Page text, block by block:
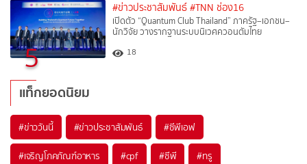
5
#ข่าวประชาสัมพันธ์ #TNN ช่อง16
เปิดตัว “Quantum Club Thailand” ภาครัฐ–เอกชน–
นักวิจัย วางรากฐานระบบนิเวศควอนตัมไทย
18
แท็กยอดนิยม
#ข่าววันนี้ #ข่าวประชาสัมพันธ์ #ซีพีเอฟ
#เจริญโภคภัณฑ์อาหาร #cpf #ซีพี #ทรู